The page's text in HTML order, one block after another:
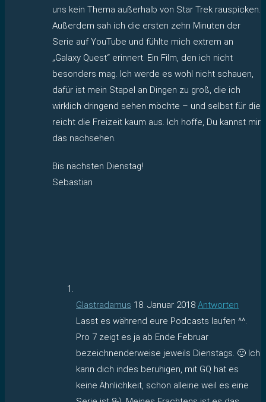
uns kein Thema außerhalb von Star Trek rauspicken.
Außerdem sah ich die ersten zehn Minuten der
Serie auf YouTube und fühlte mich extrem an
„Galaxy Quest“ erinnert. Ein Film, den ich nicht
besonders mag. Ich werde es wohl nicht schauen,
dafür ist mein Stapel an Dingen zu groß, die ich
wirklich dringend sehen möchte – und selbst für die
reicht die Freizeit kaum aus. Ich hoffe, Du kannst mir
das nachsehen.
Bis nächsten Dienstag!
Sebastian
Glastradamus 18. Januar 2018 Antworten
Lasst es während eure Podcasts laufen ^^.
Pro 7 zeigt es ja ab Ende Februar
bezeichnenderweise jeweils Dienstags. 🙂 Ich
kann dich indes beruhigen, mit GQ hat es
keine Ähnlichkeit, schon alleine weil es eine